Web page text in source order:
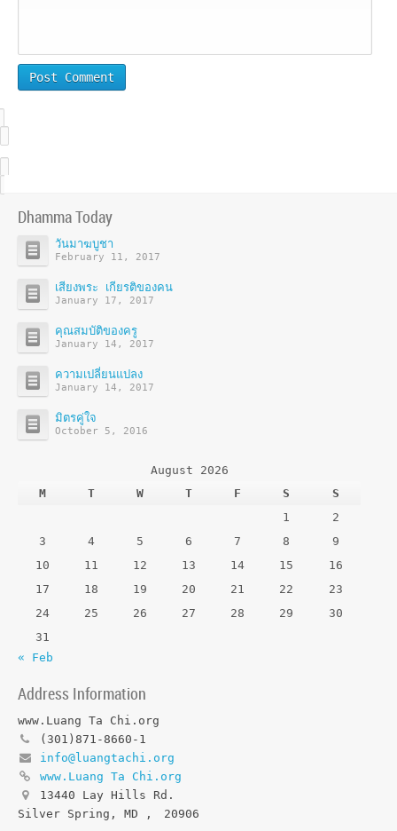
Dhamma Today
วันมาฆบูชา
February 11, 2017
เสียงพระ เกียรติของคน
January 17, 2017
คุณสมบัติของครู
January 14, 2017
ความเปลี่ยนแปลง
January 14, 2017
มิตรคู่ใจ
October 5, 2016
August 2026
M
T W T F S
S
1
2
3
4 5 6 7 8
9
10
11 12 13 14 15
16
17
18 19 20 21 22
23
24
25 26 27 28 29
30
31
« Feb
Address Information
www.Luang Ta Chi.org
(301)871-8660-1
info@luangtachi.org
www.Luang Ta Chi.org
13440 Lay Hills Rd.
Silver Spring, MD , 20906